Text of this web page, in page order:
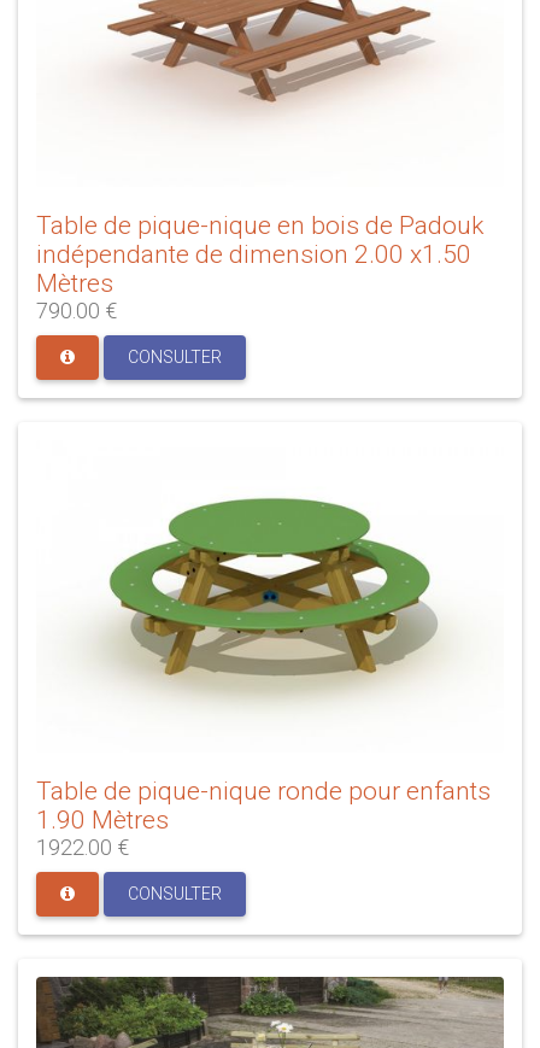
Table de pique-nique en bois de Padouk
indépendante de dimension 2.00 x1.50
Mètres
790.00 €
CONSULTER
Table de pique-nique ronde pour enfants
1.90 Mètres
1922.00 €
CONSULTER